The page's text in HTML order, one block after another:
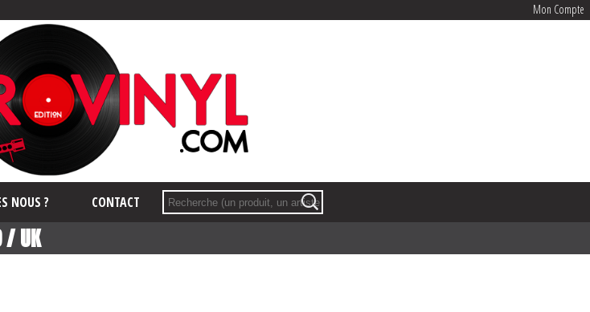
NOUS ? CONTACT
Mon Compte
/ UK